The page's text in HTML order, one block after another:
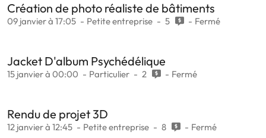
Création de photo réaliste de bâtiments
09 janvier à 17:05 Petite entreprise 5 Fermé
Jacket D'album Psychédélique
15 janvier à 00:00 Particulier 2 Fermé
Rendu de projet 3D
12 janvier à 12:45 Petite entreprise 8 Fermé